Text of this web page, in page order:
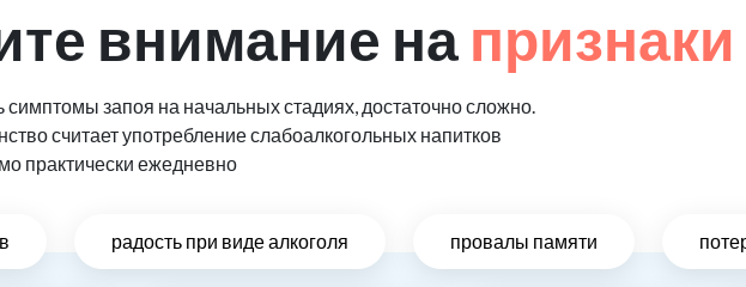
внимание на
симптомы запоя на начальных стадиях, достаточно сложно.
считает употребление слабоалкогольных напитков
практически ежедневно
радость при виде алкоголя провалы памяти